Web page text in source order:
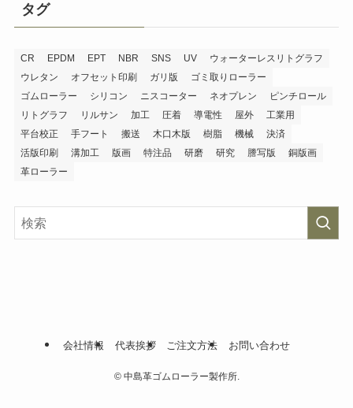
タグ
CR EPDM EPT NBR SNS UV
ウォーターレスリトグラフ
ウレタン
オフセット印刷 ガリ版
ゴミ取りローラー
ゴムローラー
シリコン ニスコーター ネオプレン
ピンチロール
リトグラフ
リルサン 加工 圧着 導電性 屋外
工業用
平台校正
手フート 搬送 木口木版 樹脂 機械
決済
活版印刷
溝加工 版画 特注品 研磨 研究 謄写版
銅版画
革ローラー
会社情報 代表挨拶 ご注文方法 お問い合わせ
©中島革ゴムローラー製作所.